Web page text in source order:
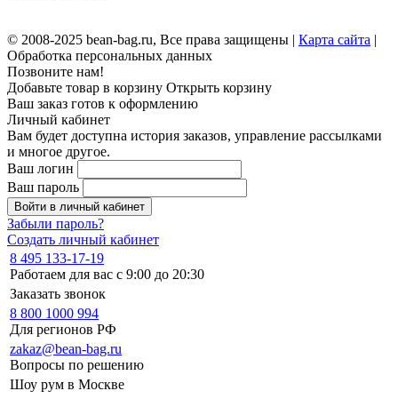
© 2008-2025 bean-bag.ru, Все права защищены | Карта сайта |
Обработка персональных данных
Позвоните нам!
Добавьте товар в корзину Открыть корзину
Ваш заказ готов к оформлению
Личный кабинет
Вам будет доступна история заказов, управление рассылками
и многое другое.
Ваш логин
Ваш пароль
Войти в личный кабинет
Забыли пароль?
Создать личный кабинет
8 495 133-17-19
Работаем для вас с 9:00 до 20:30
Заказать звонок
8 800 1000 994
Для регионов РФ
zakaz@bean-bag.ru
Вопросы по решению
Шоу рум в Москве